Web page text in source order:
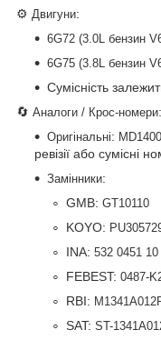
⚙️ Двигуни:
6G72 (3.0L бензин
6G75 (3.8L бензин
Сумісність
🔄 Аналоги / Крос-номери:
Оригінальні:
ревізії або сумісні
Замінники:
GMB: GT10110
KOYO:
INA: 532 0451 10
FEBEST: 0487-
RBI:
SAT: ST-